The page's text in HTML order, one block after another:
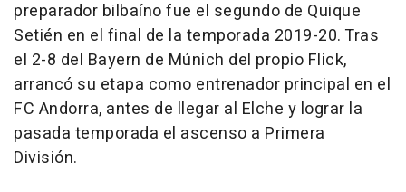
preparador bilbaíno fue el segundo de Quique
Setién en el final de la temporada 2019-20. Tras
el 2-8 del Bayern de Múnich del propio Flick,
arrancó su etapa como entrenador principal en el
FC Andorra, antes de llegar al Elche y lograr la
pasada temporada el ascenso a Primera
División.